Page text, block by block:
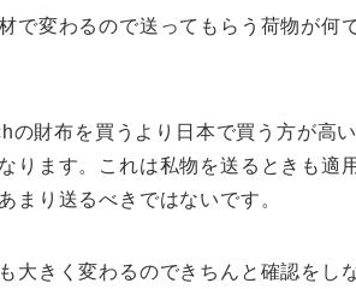
で変わるので送ってもらう荷物が何
の財布を買うより日本で買う方が高
ります。これは私物を送るときも適
まり送るべきではないです。
大きく変わるのできちんと確認をし